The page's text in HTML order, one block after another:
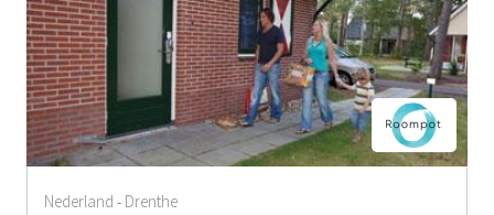
Nederland - Drenthe